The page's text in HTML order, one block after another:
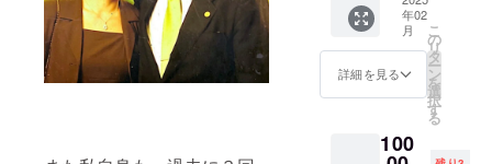
者の方
Google
Meetの
リンク
を送り
【初回
相談が
（日）
11:00～
14:30（
10:30〜
） 場
京都渋
谷区代
定する
場所に
パー
の1週間
前まで
さい）
す） ※
開催日
は調整
決定い
たしま
ンチメ
※ご希望
の曜日
や時間
帯をお
伺いし
せてい
てスタ
イリン
グやメ
イクの
「ブラ
ンディ
容] ・あ
なたの
オンラ
インイ
ベント
に登壇
ます
（90分
くぶん
の1のい
のち」
の読み
聞かせ
などの
ベント
に登壇
年02
月
詳細を見る
こ
の
リ
タ
ー
ン
を
選
択
す
る
100